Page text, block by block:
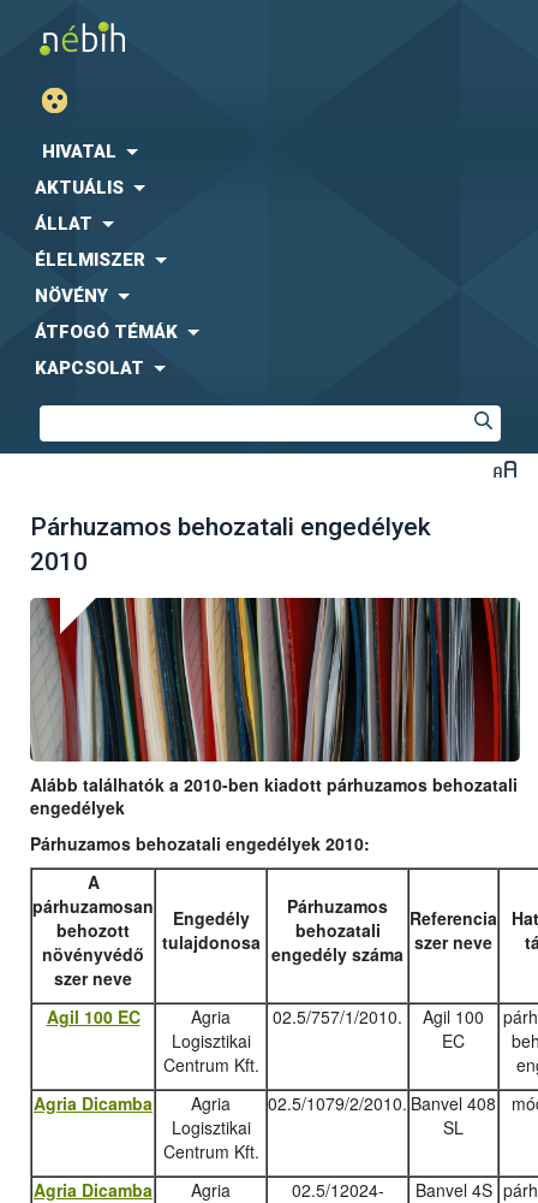
HIVATAL
AKTUÁLIS
ÁLLAT
ÉLELMISZER
NÖVÉNY
ÁTFOGÓ TÉMÁK
KAPCSOLAT
Párhuzamos behozatali engedélyek
2010
Alább találhatók a 2010-ben kiadott párhuzamos behozatali
engedélyek
Párhuzamos behozatali engedélyek 2010:
A
párhuzamosan
behozott
növényvédő
szer neve
Engedély
tulajdonosa
Párhuzamos
behozatali
engedély száma
Referencia
szer neve
Agil 100 EC
Agria
Logisztikai
Centrum Kft.
02.5/757/1/2010.
Agil 100
EC
Agria Dicamba
Agria
Logisztikai
Centrum Kft.
02.5/1079/2/2010. Banvel 408
SL
Agria Dicamba
Agria
02.5/12024-
Banvel 4S